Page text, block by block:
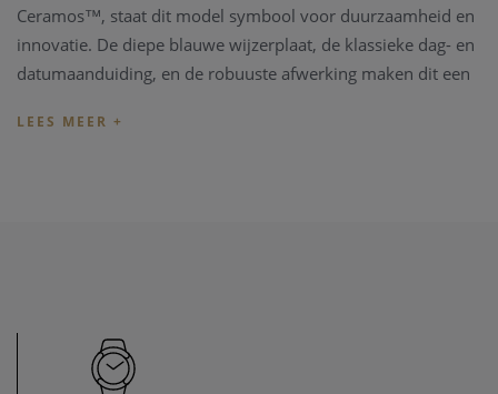
Ceramos™, staat dit model symbool voor duurzaamheid en
innovatie. De diepe blauwe wijzerplaat, de klassieke dag- en
datumaanduiding, en de robuuste afwerking maken dit een
Wijzerplaat: Blauw, met dag- en datumaanduiding
Glas: Saffierglas – krasbestendig en helder